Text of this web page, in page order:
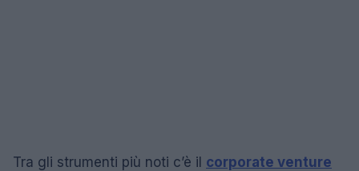
Tra gli strumenti più noti c’è il corporate venture